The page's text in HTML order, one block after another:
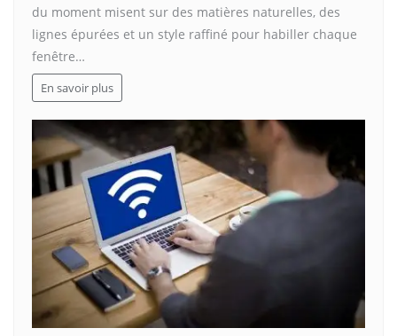
du moment misent sur des matières naturelles, des
lignes épurées et un style raffiné pour habiller chaque
fenêtre…
En savoir plus